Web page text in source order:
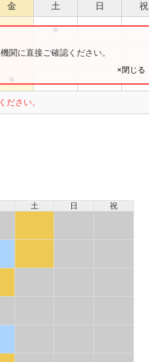
金 土 日 祝
●
●
ださい。
関に直接ご確認ください。
×閉じる
土 日 祝